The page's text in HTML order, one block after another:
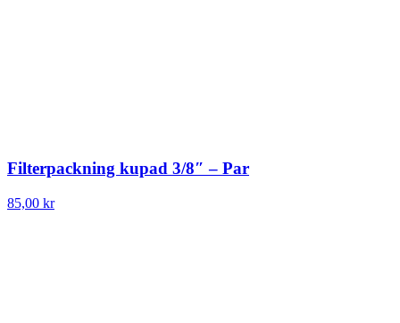
Filterpackning kupad 3/8″ – Par
85,00 kr